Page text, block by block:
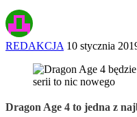
REDAKCJA 10 stycznia
Dragon Age 4 to jedna z